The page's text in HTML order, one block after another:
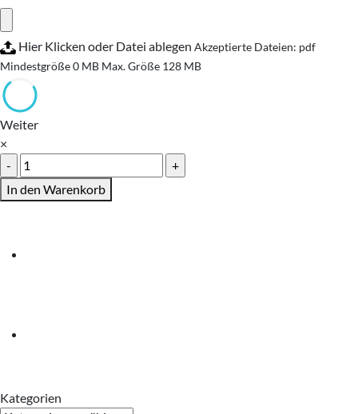
Hier Klicken oder Datei ablegen Akzeptierte Dateien: pdf
Mindestgröße 0 MB Max. Größe 128 MB
Weiter
×
Spiralbindung
A6
Farbdruck
In den Warenkorb
Kategorien